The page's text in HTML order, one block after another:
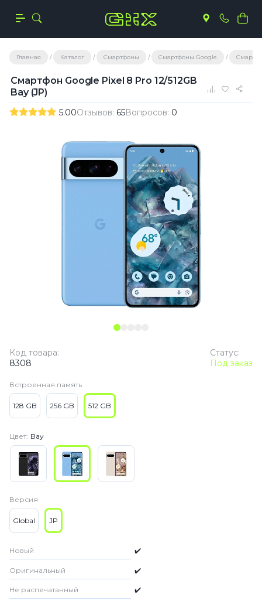
Главная Каталог Смартфоны Смартфоны Google
Смартфон Google Pixel 8 Pro 12/512GB
Bay (JP)
5.00Отзывов: 65Вопросов: 0
Статус:
Под заказ
Код товара:
8308
Встроенная память
128 GB 256 GB 512 GB
Цвет: Bay
Версия
Global JP
Новый ✔️
Оригинальный ✔️
Не распечатанный ✔️